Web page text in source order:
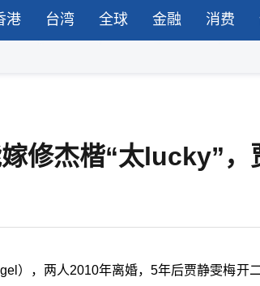
港 台湾 全球 金融 消费
修杰楷“太lucky”，
），两人2010年离婚，5年后贾静雯梅开